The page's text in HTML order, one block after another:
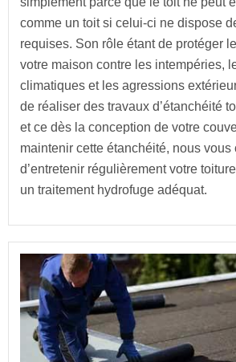
comme un toit si celui-ci ne dispose
requises. Son rôle étant de protéger
votre maison contre les intempéries,
climatiques et les agressions
de réaliser des travaux d’étanchéité
et ce dès la conception de votre
maintenir cette étanchéité, nous
d’entretenir régulièrement votre
un traitement hydrofuge adéquat.